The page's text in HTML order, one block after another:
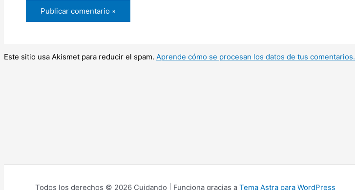
Este sitio usa Akismet para reducir el spam. Aprende cómo se procesan los datos de tus comentarios.
Todos los derechos © 2026 Cuidando | Funciona gracias a Tema Astra para WordPress